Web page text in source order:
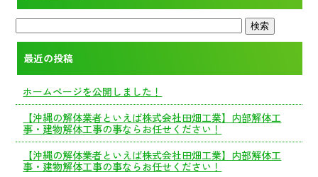
最近の投稿
ホームページを公開しました！
【沖縄の解体業者といえば株式会社田畑工業】内部解体工
事・建物解体工事の事ならお任せください！
【沖縄の解体業者といえば株式会社田畑工業】内部解体工
事・建物解体工事の事ならお任せください！